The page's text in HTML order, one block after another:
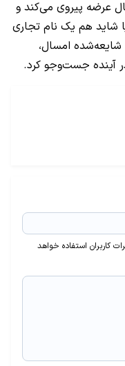
یا از سال عرضه پیروی می‌کند و
35 می‌نامد؟ یا شاید هم یک نام تجاری
شایعه‌شده امسال،
کاربران استفاده خواهد